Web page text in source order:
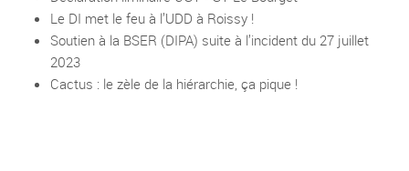
Le DI met le feu à l’UDD à Roissy !
Soutien à la BSER (DIPA) suite à l’incident du 27 juillet
2023
Cactus : le zèle de la hiérarchie, ça pique !